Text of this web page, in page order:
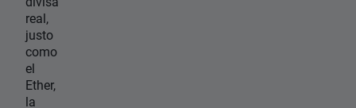
real,
justo
como
el
Ether,
la